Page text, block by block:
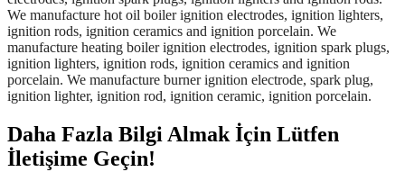
Daha Fazla Bilgi Almak İçin Lütfen
İletişime Geçin!